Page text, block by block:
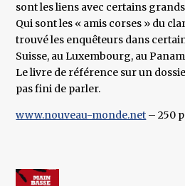
sont les liens avec certains
Qui sont les « amis corses » du
trouvé les enquêteurs dans
Suisse, au Luxembourg, au
Le livre de référence sur un
pas fini de parler.
www.nouveau-monde.net – 250